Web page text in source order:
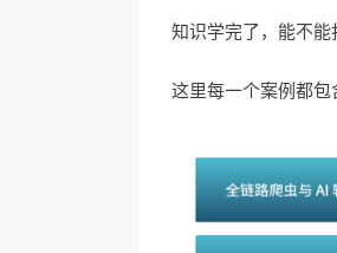
知识学完了，能不能
这里每一个案例都包